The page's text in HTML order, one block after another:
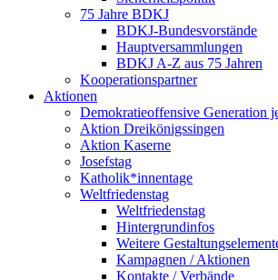
75 Jahre BDKJ
BDKJ-Bundesvorstände
Hauptversammlungen
BDKJ A-Z aus 75 Jahren
Kooperationspartner
Aktionen
Demokratieoffensive Generation
Aktion Dreikönigssingen
Aktion Kaserne
Josefstag
Katholik*innentage
Weltfriedenstag
Weltfriedenstag
Hintergrundinfos
Weitere
Kampagnen / Aktionen
Kontakte / Verbände